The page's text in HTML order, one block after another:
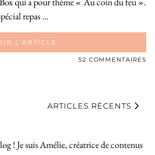
repas …
L’ARTICLE
52 COMMENTAIRES
ARTICLES RÉCENTS
! Je suis Amélie, créatrice de contenus